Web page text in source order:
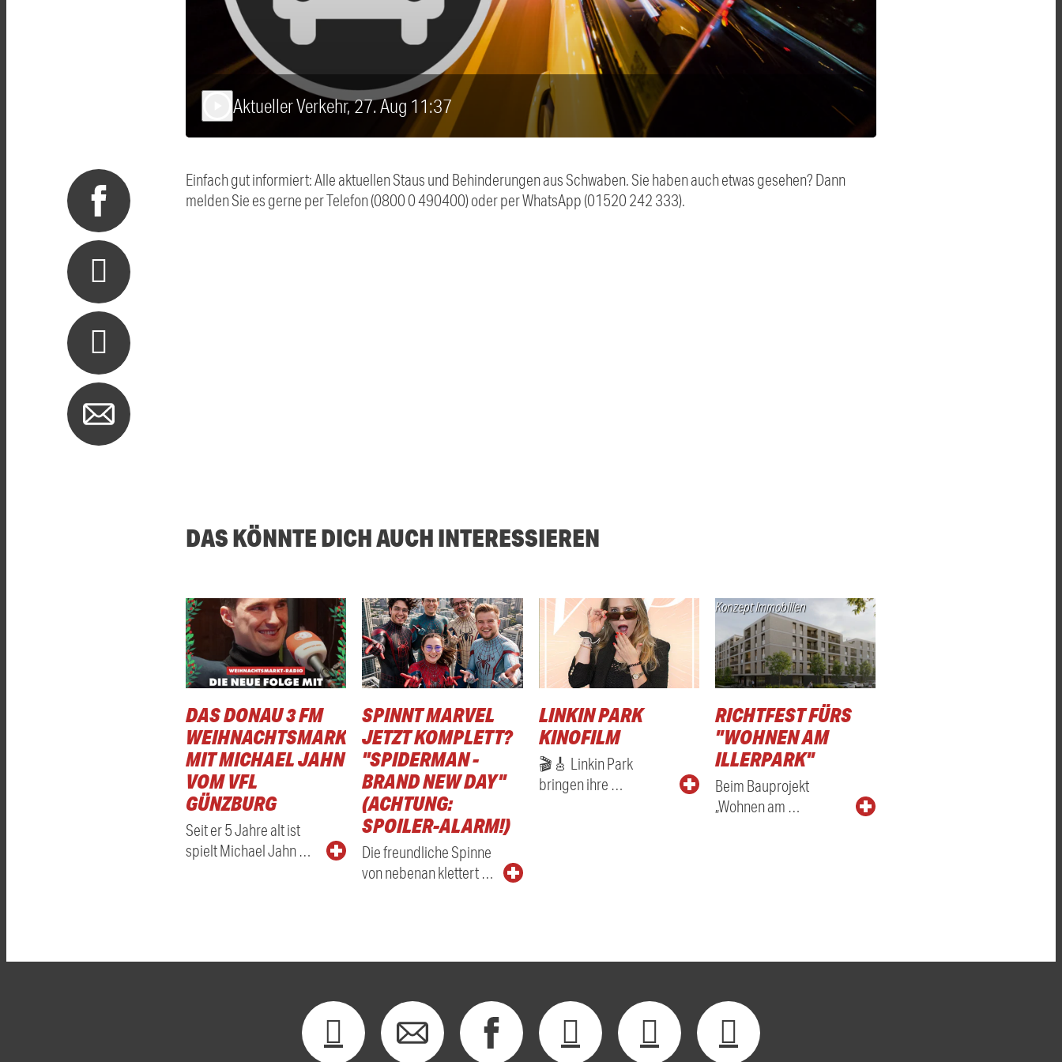
Aktueller Verkehr, 27. Aug 11:37
Einfach gut informiert: Alle aktuellen Staus und Behinderungen aus Schwaben. Sie haben auch etwas gesehen? Dann
melden Sie es gerne per Telefon (0800 0 490400) oder per WhatsApp (01520 242 333).
DAS KÖNNTE DICH AUCH INTERESSIEREN
DAS DONAU 3 FM
WEIHNACHTSMARKTRADIO
MIT MICHAEL JAHN
VOM VFL
GÜNZBURG
Seit er 5 Jahre alt ist
spielt Michael Jahn …
SPINNT MARVEL
JETZT KOMPLETT?
"SPIDERMAN -
BRAND NEW DAY"
(ACHTUNG:
SPOILER-ALARM!)
Die freundliche Spinne
von nebenan klettert …
LINKIN PARK
KINOFILM
🎬🎸 Linkin Park
bringen ihre …
Konzept Immobilien
RICHTFEST FÜRS
"WOHNEN AM
ILLERPARK"
Beim Bauprojekt
„Wohnen am …